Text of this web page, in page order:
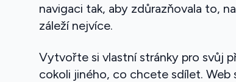
navigaci tak, aby zdůrazňovala to,
záleží nejvíce.
Vytvořte si vlastní stránky pro svůj
cokoli jiného, co chcete sdílet. Web